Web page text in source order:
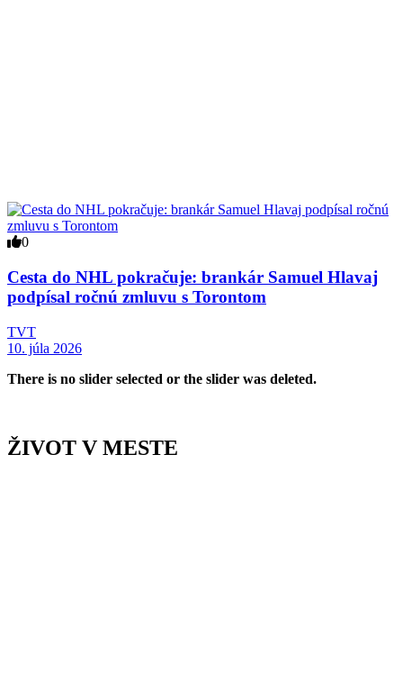
0
Cesta do NHL pokračuje: brankár Samuel Hlavaj
podpísal ročnú zmluvu s Torontom
TVT
10. júla 2026
There is no slider selected or the slider was deleted.
ŽIVOT V MESTE